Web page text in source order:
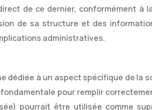
de ce dernier, conformément à
de sa structure et des
administratives.
dédiée à un aspect spécifique de la
pour remplir
pourrait être utilisée comme